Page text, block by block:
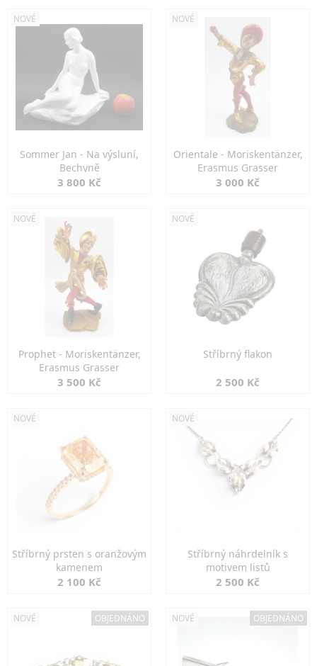
NOVÉ
Sommer Jan - Na výsluní,
Bechyně
3 800 Kč
NOVÉ
Orientale - Moriskentänzer,
Erasmus Grasser
3 000 Kč
NOVÉ
Prophet - Moriskentänzer,
Erasmus Grasser
3 500 Kč
NOVÉ
Stříbrný flakon
2 500 Kč
NOVÉ
Stříbrný prsten s oranžovým
kamenem
2 100 Kč
NOVÉ
Stříbrný náhrdelník s
motivem listů
2 500 Kč
NOVÉ OBJEDNÁNO NOVÉ OBJEDNÁNO